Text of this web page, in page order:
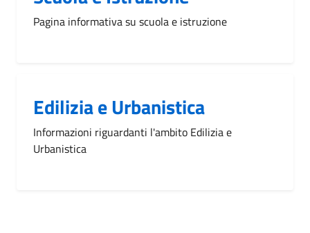
Pagina informativa su scuola e istruzione
Edilizia e Urbanistica
Informazioni riguardanti l'ambito Edilizia e
Urbanistica